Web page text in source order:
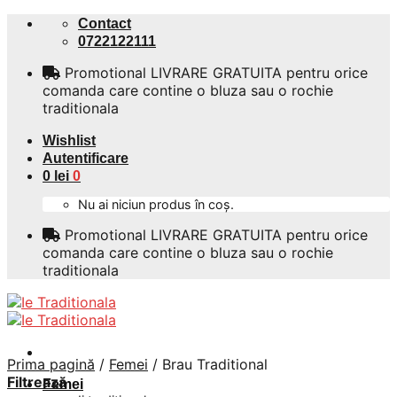
Skip
Contact
0722122111
Promotional LIVRARE GRATUITA pentru orice
comanda care contine o bluza sau o rochie
traditionala
Wishlist
Autentificare
0 lei 0
Nu ai niciun produs în coș.
Promotional LIVRARE GRATUITA pentru orice
comanda care contine o bluza sau o rochie
traditionala
Femei
Prima pagină / Femei / Brau Traditional
Filtrează